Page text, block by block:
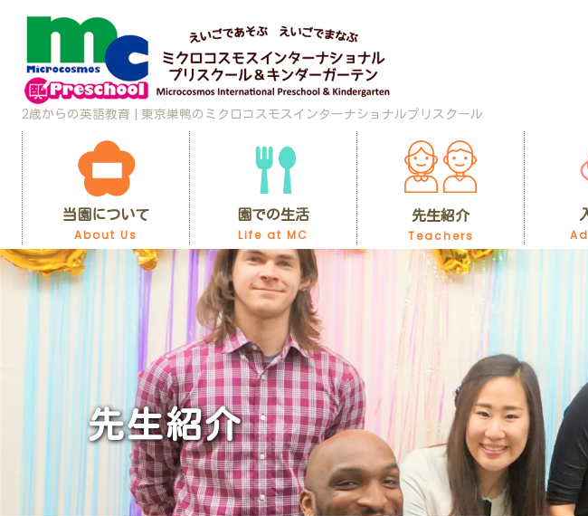
2歳からの英語教育 | 東京巣鴨のミクロコスモスインターナショナルプリスクール
当園について
About Us
園での生活
Life at MC
先生紹介
Teachers
先生紹介